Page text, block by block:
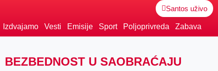
Santos uživo
Izdvajamo Vesti Emisije Sport Poljoprivreda Zabava
BEZBEDNOST U SAOBRAĆAJU